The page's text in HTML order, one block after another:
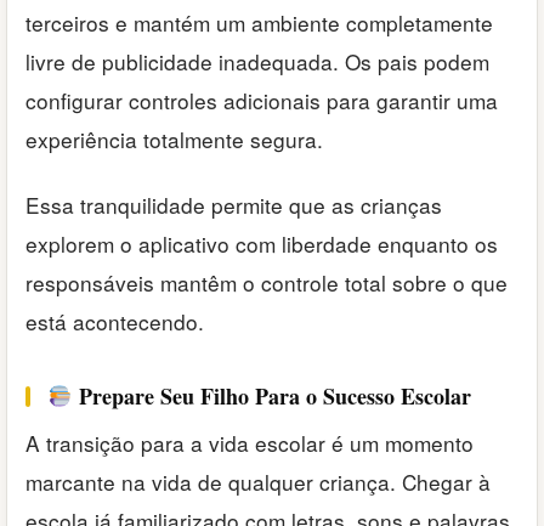
terceiros e mantém um ambiente completamente
livre de publicidade inadequada. Os pais podem
configurar controles adicionais para garantir uma
experiência totalmente segura.
Essa tranquilidade permite que as crianças
explorem o aplicativo com liberdade enquanto os
responsáveis mantêm o controle total sobre o que
está acontecendo.
Prepare Seu Filho Para o Sucesso Escolar
A transição para a vida escolar é um momento
marcante na vida de qualquer criança. Chegar à